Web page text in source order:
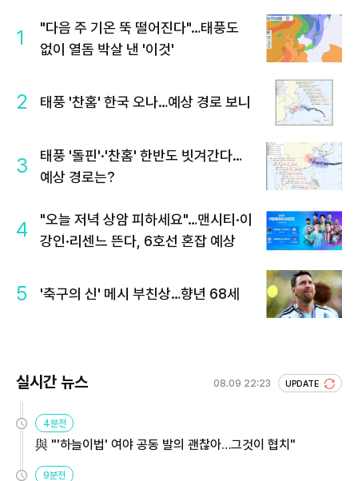
1
"다음 주 기온 뚝 떨어진다"…태풍도
없이 열돔 박살 낸 '이것'
2 태풍 '찬홈' 한국 오나…예상 경로 보니
3
태풍 '돌핀'·'찬홈' 한반도 빗겨간다…
예상 경로는?
4
"오늘 저녁 상암 피하세요"…맨시티·이
강인·리센느 뜬다, 6호선 혼잡 예상
5 '축구의 신' 메시 부친상…향년 68세
실시간 뉴스 08.09 22:23 UPDATE
4분전
與 "'하늘이법' 여야 공동 발의 괜찮아…그것이 협치"
9분전